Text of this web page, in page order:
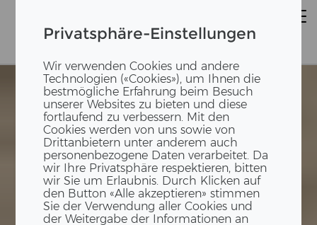
Privatsphäre-Einstellungen
Wir verwenden Cookies und andere
Technologien («Cookies»), um Ihnen die
bestmögliche Erfahrung beim Besuch
unserer Websites zu bieten und diese
fortlaufend zu verbessern. Mit den
Cookies werden von uns sowie von
Drittanbietern unter anderem auch
personenbezogene Daten verarbeitet. Da
wir Ihre Privatsphäre respektieren, bitten
wir Sie um Erlaubnis. Durch Klicken auf
den Button «Alle akzeptieren» stimmen
Sie der Verwendung aller Cookies und
der Weitergabe der Informationen an